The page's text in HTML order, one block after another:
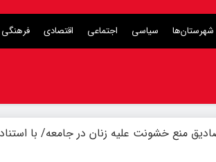
شهرستان‌ها سیاسی اجتماعی اقتصادی فرهنگی
منع خشونت علیه زنان در جامعه/ با